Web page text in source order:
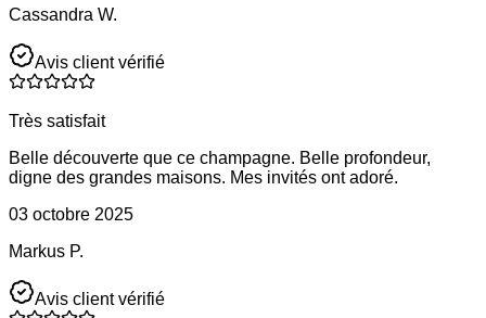
Cassandra W.
Avis client vérifié
Très satisfait
Belle découverte que ce champagne. Belle profondeur,
digne des grandes maisons. Mes invités ont adoré.
03 octobre 2025
Markus P.
Avis client vérifié